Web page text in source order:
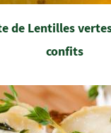
de Lentilles
confits